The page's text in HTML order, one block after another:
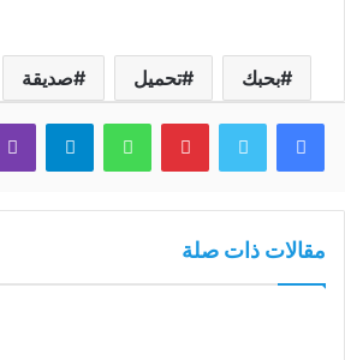
بحبك تحميل صديقة
فيسبوك تويتر بينتيريستواتساب تيلقرام
مقالات ذات صلة